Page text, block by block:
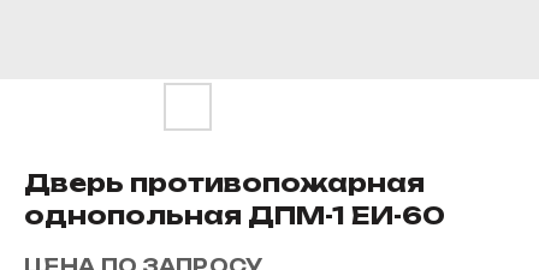
Дверь противопожарная
однопольная ДПМ-1 ЕИ-60